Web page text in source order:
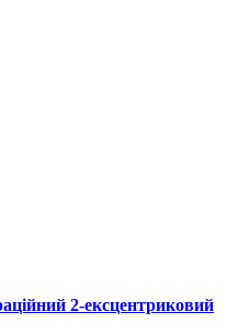
2-ексцентриковий